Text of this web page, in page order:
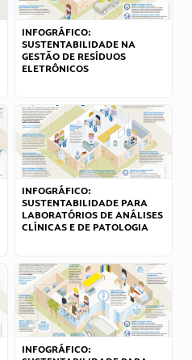
INFOGRÁFICO:
SUSTENTABILIDADE NA
GESTÃO DE RESÍDUOS
ELETRÔNICOS
INFOGRÁFICO:
SUSTENTABILIDADE PARA
LABORATÓRIOS DE ANÁLISES
CLÍNICAS E DE PATOLOGIA
INFOGRÁFICO: